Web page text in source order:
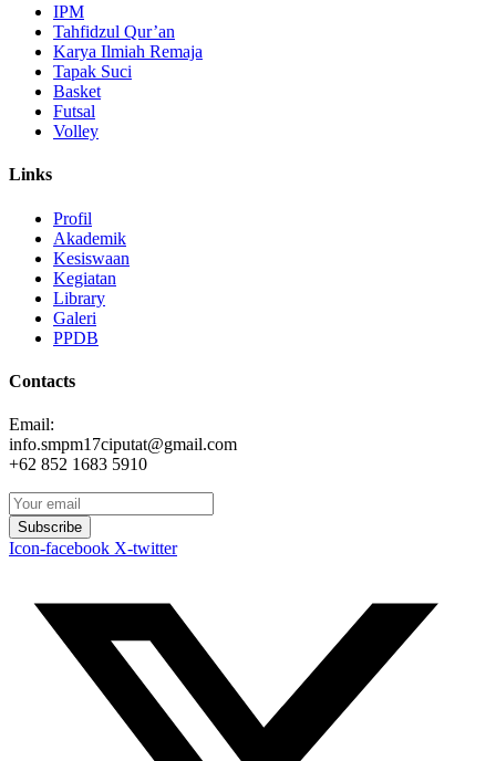
IPM
Tahfidzul Qur’an
Karya Ilmiah Remaja
Tapak Suci
Basket
Futsal
Volley
Links
Profil
Akademik
Kesiswaan
Kegiatan
Library
Galeri
PPDB
Contacts
Email:
info.smpm17ciputat@gmail.com
+62 852 1683 5910
Subscribe
Icon-facebook X-twitter